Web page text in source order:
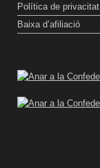
Política de privacitat
Baixa d’afiliació